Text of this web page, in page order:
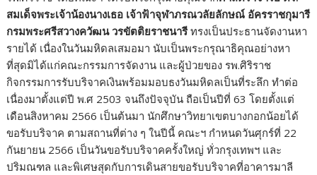
สมเด็จพระเจ้าน้องนางเธอ เจ้าฟ้าจุฬาภรณวลัยลักษณ์ อัครราชกุมารี
กรมพระศรีสวางควัฒน วรขัตติยราชนารีทรงเป็นประธานจัดงานหา
รายได้ เนื่องในวันมหิดลเสมอมา นับเป็นพระกรุณาธิคุณอย่างหา
ที่สุดมิได้แก่คณะกรรมการจัดงาน และผู้ป่วยของ รพ.ศิริราช
กิจกรรมการรับบริจาคเงินพร้อมมอบธงวันมหิดลเป็นที่ระลึก ทำต่อ
เนื่องมาตั้งแต่ปี พ.ศ 2503 จนถึงปัจจุบัน ถือเป็นปีที่ 63 โดยตั้งแต่
เดือนสิงหาคม 2566 เป็นต้นมา นักศึกษาวิทยาเขตบางกอกน้อยได้
ขอรับบริจาค ตามสถานที่ต่าง ๆ ในปีนี้ คณะฯ กำหนดวันศุกร์ที่ 22
กันยายน 2566 เป็นวันขอรับบริจาคครั้งใหญ่ ทั่วกรุงเทพฯ และ
ปริมณฑล และพิเศษสุดกับการเดินสายขอรับบริจาคที่อาคารมาลี